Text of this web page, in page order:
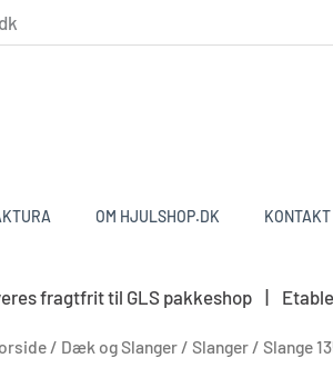
OM HJULSHOP.DK KONTAKT
fragtfrit til GLS pakkeshop |
/ Dæk og Slanger/ Slanger/ Slange